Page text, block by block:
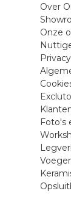
Over
Onze
Foto's